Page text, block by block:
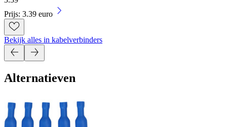
Prijs: 3.39 euro
Bekijk alles in kabelverbinders
Alternatieven